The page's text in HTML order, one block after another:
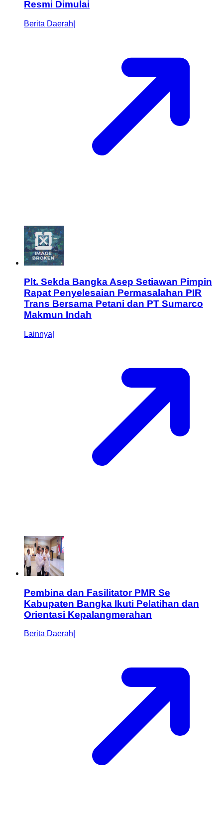
Resmi Dimulai
Berita Daerah
Plt. Sekda Bangka Asep Setiawan Pimpin
Rapat Penyelesaian Permasalahan PIR
Trans Bersama Petani dan PT Sumarco
Makmun Indah
Lainnya
Pembina dan Fasilitator PMR Se
Kabupaten Bangka Ikuti Pelatihan dan
Orientasi Kepalangmerahan
Berita Daerah